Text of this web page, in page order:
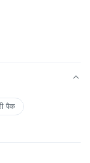
पैक